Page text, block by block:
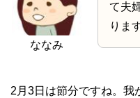
ななみ
て夫
りま
2月3日は節分ですね。我